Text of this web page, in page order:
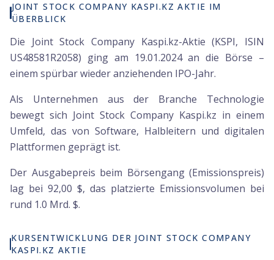
JOINT STOCK COMPANY KASPI.KZ AKTIE IM
ÜBERBLICK
Die Joint Stock Company Kaspi.kz-Aktie (KSPI, ISIN
US48581R2058) ging am 19.01.2024 an die Börse –
einem spürbar wieder anziehenden IPO-Jahr.
Als Unternehmen aus der Branche Technologie
bewegt sich Joint Stock Company Kaspi.kz in einem
Umfeld, das von Software, Halbleitern und digitalen
Plattformen geprägt ist.
Der Ausgabepreis beim Börsengang (Emissionspreis)
lag bei 92,00 $, das platzierte Emissionsvolumen bei
rund 1.0 Mrd. $.
KURSENTWICKLUNG DER JOINT STOCK COMPANY
KASPI.KZ AKTIE